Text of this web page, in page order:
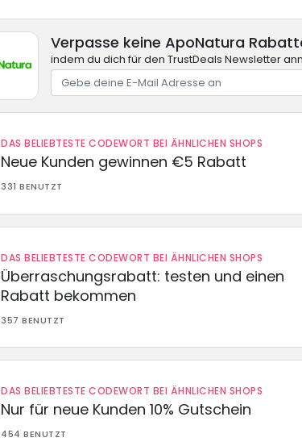
Verpasse keine ApoNatura
indem du dich für den TrustDeals Newsletter
DAS BELIEBTESTE CODEWORT BEI ÄHNLICHEN SHOPS
Neue Kunden gewinnen €5 Rabatt
331 BENUTZT
DAS BELIEBTESTE CODEWORT BEI ÄHNLICHEN SHOPS
Überraschungsrabatt: testen und einen
Rabatt bekommen
357 BENUTZT
DAS BELIEBTESTE CODEWORT BEI ÄHNLICHEN SHOPS
Nur für neue Kunden 10% Gutschein
454 BENUTZT